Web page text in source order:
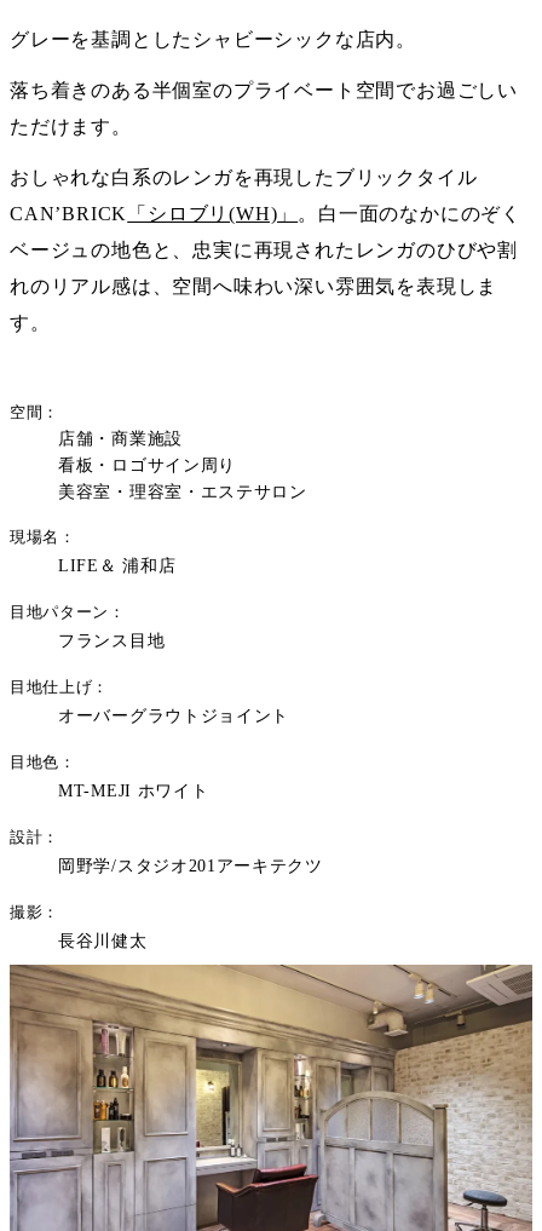
グレーを基調としたシャビーシックな店内。
落ち着きのある半個室のプライベート空間でお過ごしい
ただけます。
おしゃれな白系のレンガを再現したブリックタイル
CAN’BRICK
「シロブリ(WH)」
。白一面のなかにのぞく
ベージュの地色と、忠実に再現されたレンガのひびや割
れのリアル感は、空間へ味わい深い雰囲気を表現しま
す。
空間
店舗・商業施設
看板・ロゴサイン周り
美容室・理容室・エステサロン
現場名
LIFE＆ 浦和店
目地パターン
フランス目地
目地仕上げ
オーバーグラウトジョイント
目地色
MT-MEJI ホワイト
設計
岡野学/スタジオ201アーキテクツ
撮影
長谷川健太